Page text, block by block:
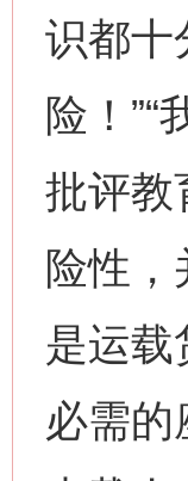
识都十
险！
批评教
险性
是运载
必需的